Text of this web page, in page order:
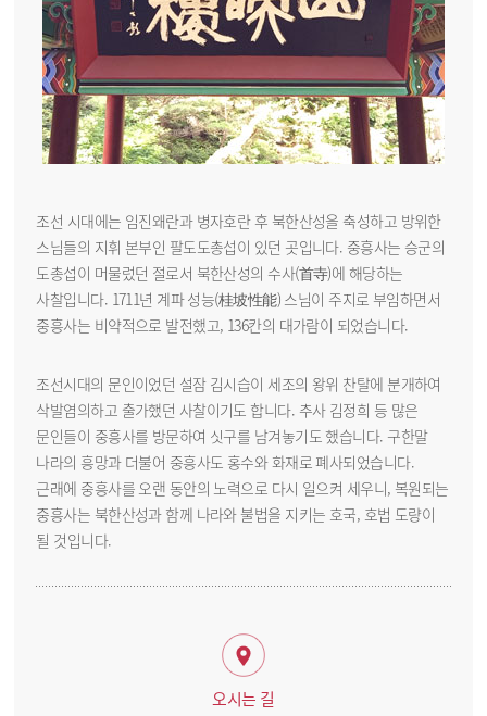
조선 시대에는 임진왜란과 병자호란 후 북한산성을 축성하고 방위한
스님들의 지휘 본부인 팔도도총섭이 있던 곳입니다. 중흥사는 승군의
도총섭이 머물렀던 절로서 북한산성의 수사(首寺)에 해당하는
사찰입니다. 1711년 계파 성능(桂坡性能) 스님이 주지로 부임하면서
중흥사는 비약적으로 발전했고, 136칸의 대가람이 되었습니다.
조선시대의 문인이었던 설잠 김시습이 세조의 왕위 찬탈에 분개하여
삭발염의하고 출가했던 사찰이기도 합니다. 추사 김정희 등 많은
문인들이 중흥사를 방문하여 싯구를 남겨놓기도 했습니다. 구한말
나라의 흥망과 더불어 중흥사도 홍수와 화재로 폐사되었습니다.
근래에 중흥사를 오랜 동안의 노력으로 다시 일으켜 세우니, 복원되는
중흥사는 북한산성과 함께 나라와 불법을 지키는 호국, 호법 도량이
될 것입니다.
오시는 길